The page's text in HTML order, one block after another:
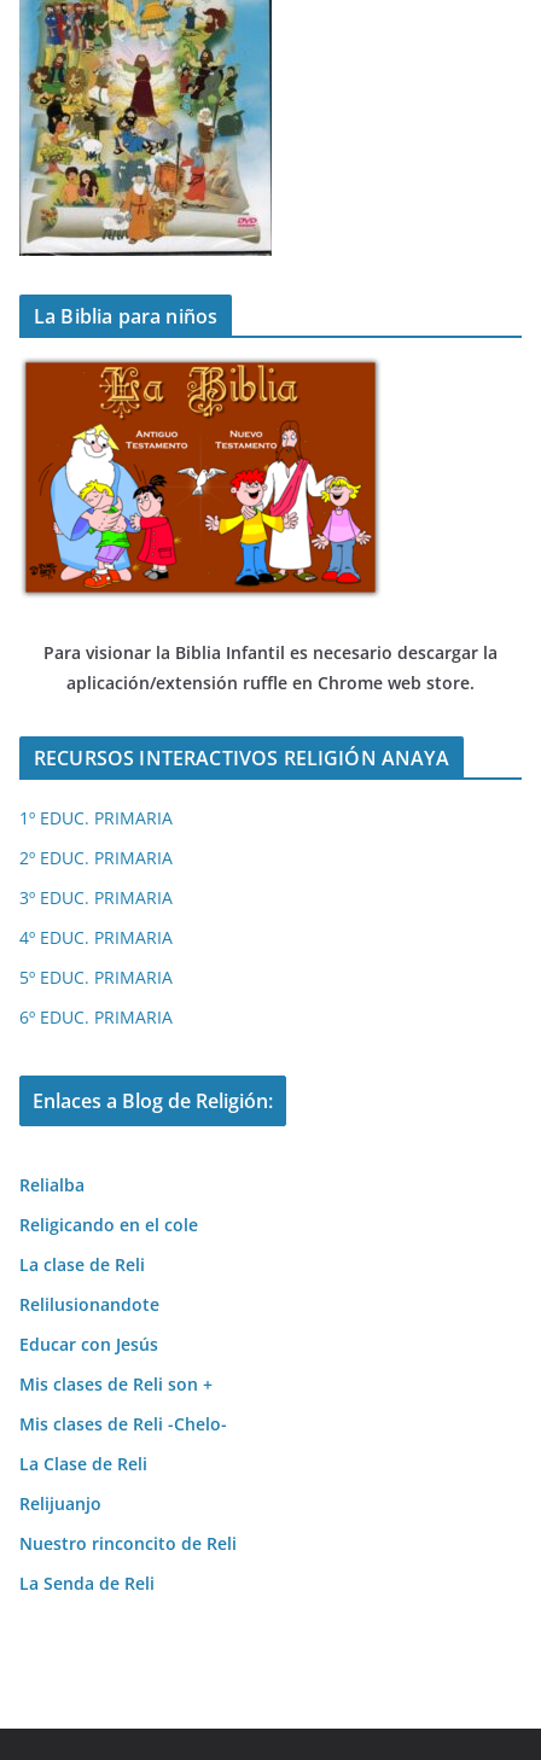
La Biblia para niños
Para visionar la Biblia Infantil es necesario descargar la
aplicación/extensión ruffle en Chrome web store.
RECURSOS INTERACTIVOS RELIGIÓN ANAYA
1º EDUC. PRIMARIA
2º EDUC. PRIMARIA
3º EDUC. PRIMARIA
4º EDUC. PRIMARIA
5º EDUC. PRIMARIA
6º EDUC. PRIMARIA
Enlaces a Blog de Religión:
Relialba
Religicando en el cole
La clase de Reli
Relilusionandote
Educar con Jesús
Mis clases de Reli son +
Mis clases de Reli -Chelo-
La Clase de Reli
Relijuanjo
Nuestro rinconcito de Reli
La Senda de Reli